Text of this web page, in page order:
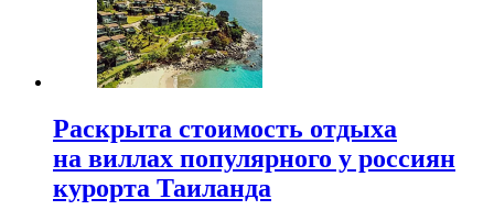
Раскрыта стоимость отдыха
на виллах популярного у россиян
курорта Таиланда